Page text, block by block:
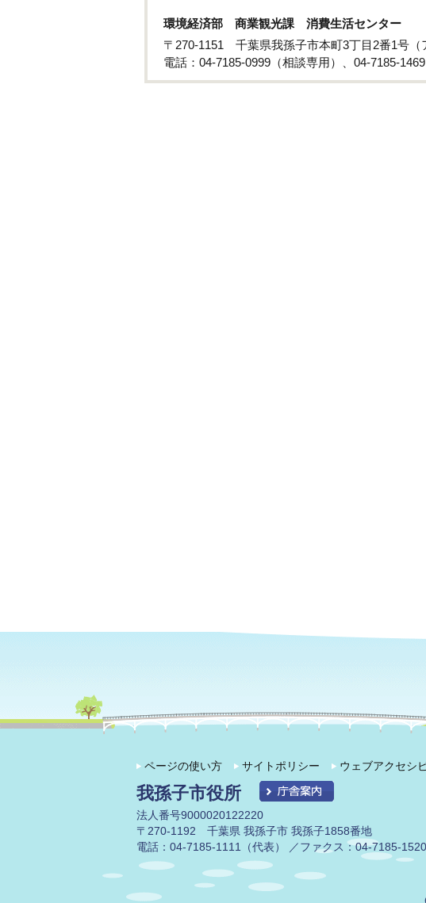
環境経済部 商業観光課 消費生活センター
〒270-1151 千葉県我孫子市本町3丁目2番1号（
電話：04-7185-0999（相談専用）、04-7185-
ページの使い方 サイトポリシー ウェブアクセシ
我孫子市役所
法人番号9000020122220
〒270-1192 千葉県 我孫子市 我孫子1858番地
電話：04-7185-1111（代表） ／ファクス：04-7185-1520